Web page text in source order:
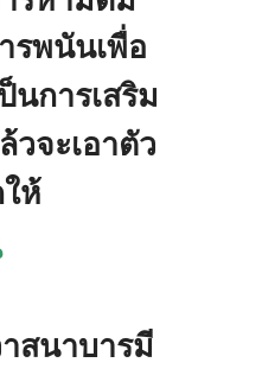
รพนันเพื่อ
นการเสริม
วจะเอาตัว
ห้
สนาบารมี